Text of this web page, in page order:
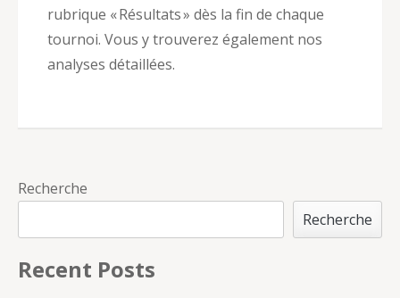
rubrique « Résultats » dès la fin de chaque
tournoi. Vous y trouverez également nos
analyses détaillées.
Recherche
Recherche
Recent Posts